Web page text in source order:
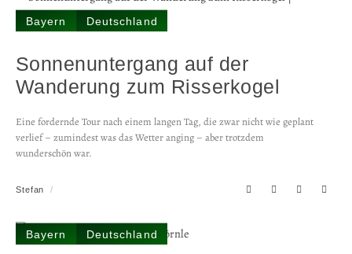
Bayern Deutschland
Sonnen­untergang auf der
Wanderung zum Risserkogel
Eine fordernde Tour nach einem langen Tag, die zwar nicht wie geplant
verlief – zumindest was das Wetter anging – aber trotzdem
wunderschön war.
Stefan
Bayern Deutschland